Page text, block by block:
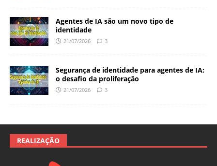
Agentes de IA são um novo tipo de
identidade
21/07/2026 3
Segurança de identidade para agentes de IA:
o desafio da proliferação
21/07/2026 3
REALIZAÇÃO